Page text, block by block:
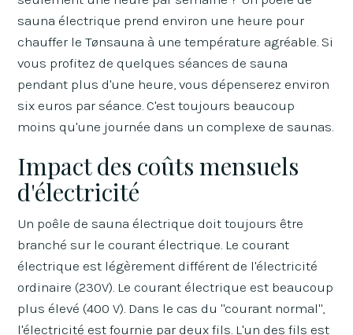
sauna électrique prend environ une heure pour
chauffer le Tønsauna à une température agréable. Si
vous profitez de quelques séances de sauna
pendant plus d'une heure, vous dépenserez environ
six euros par séance. C'est toujours beaucoup
moins qu'une journée dans un complexe de saunas.
Impact des coûts mensuels
d'électricité
Un poêle de sauna électrique doit toujours être
branché sur le courant électrique. Le courant
électrique est légèrement différent de l'électricité
ordinaire (230V). Le courant électrique est beaucoup
plus élevé (400 V). Dans le cas du "courant normal",
l'électricité est fournie par deux fils. L'un des fils est